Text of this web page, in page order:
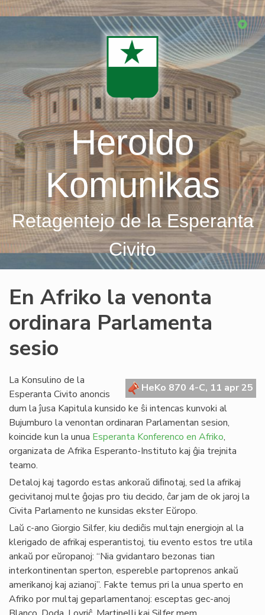
Skip
Heroldo
Komunikas
Retagentejo de la Esperanta
Civito
En Afriko la venonta
ordinara Parlamenta
sesio
HeKo 870 4-C, 11 apr 25
La Konsulino de la
Esperanta Civito anoncis
dum la ĵusa Kapitula kunsido ke ŝi intencas kunvoki al
Bujumburo la venontan ordinaran Parlamentan sesion,
koincide kun la unua Esperanta Konferenco en Afriko,
organizata de Afrika Esperanto-Instituto kaj ĝia trejnita
teamo.
Detaloj kaj tagordo estas ankoraŭ diﬁnotaj, sed la afrikaj
gecivitanoj multe ĝojas pro tiu decido, ĉar jam de ok jaroj la
Civita Parlamento ne kunsidas ekster Eŭropo.
Laŭ c-ano Giorgio Silfer, kiu dediĉis multajn energiojn al la
klerigado de afrikaj esperantistoj, tiu evento estos tre utila
ankaŭ por eŭropanoj: “Nia gvidantaro bezonas tian
interkontinentan sperton, espereble partoprenos ankaŭ
amerikanoj kaj azianoj”. Fakte temus pri la unua sperto en
Afriko por multaj geparlamentanoj: esceptas gec-anoj